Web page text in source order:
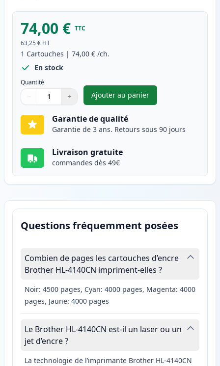
74,00 € TTC
63,25 € HT
1 Cartouches | 74,00 € /ch.
En stock
Quantité
Quantité
Utilisez les boutons pour ajuster
− +
Quantité
Ajouter au panier
,Brother TN325Y (TN320Y)
Garantie de qualité
Garantie de 3 ans. Retours sous 90 jours
Livraison gratuite
commandes dès 49€
Questions fréquemment posées
Combien de pages les cartouches d’encre
Brother HL-4140CN impriment-elles ?
Noir: 4500 pages, Cyan: 4000 pages, Magenta: 4000
pages, Jaune: 4000 pages
Le Brother HL-4140CN est-il un laser ou un
jet d’encre ?
La technologie de l’imprimante Brother HL-4140CN